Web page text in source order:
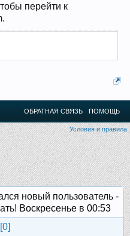
перейти к
ОБРАТНАЯ СВЯЗЬ ПОМОЩЬ
Условия и правила
новый пользователь -
Воскресенье в 00:53
0]